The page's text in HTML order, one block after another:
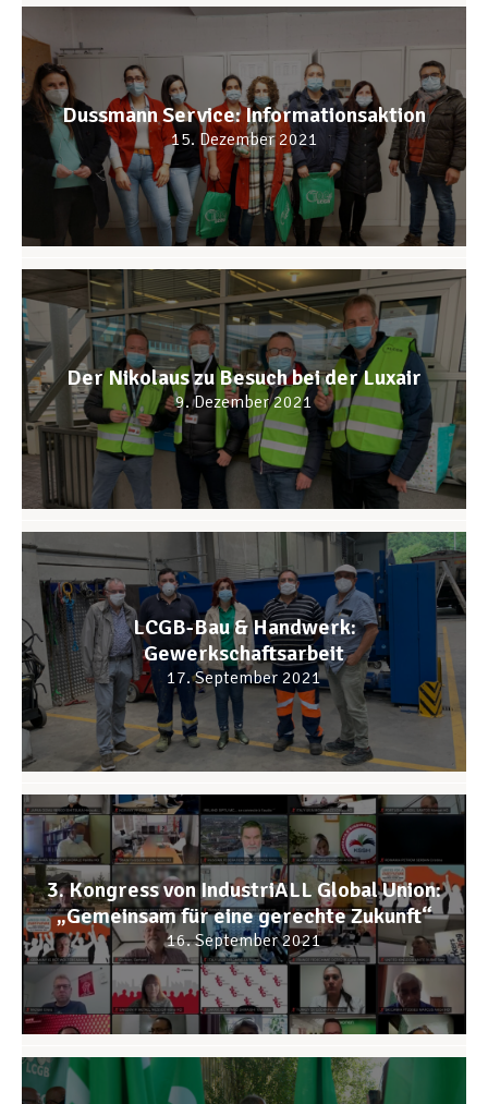
Dussmann Service: Informationsaktion
15. Dezember 2021
Der Nikolaus zu Besuch bei der Luxair
9. Dezember 2021
LCGB-Bau & Handwerk:
Gewerkschaftsarbeit
17. September 2021
3. Kongress von IndustriALL Global Union:
„Gemeinsam für eine gerechte Zukunft“
16. September 2021